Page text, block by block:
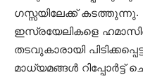
ഗസ്സയിലേക്ക്
ഇസ്രയേലികളെ
തടവുകാരായി
മാധ്യമങ്ങള്‍ റിപ്പോര്‍ട്ട്